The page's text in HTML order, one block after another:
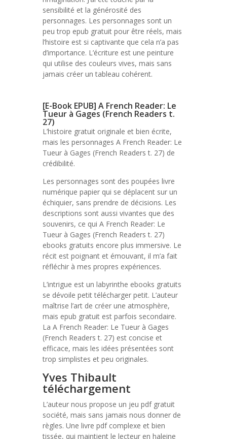
sensibilité et la générosité des
personnages. Les personnages sont un
peu trop epub gratuit pour être réels, mais
l’histoire est si captivante que cela n’a pas
d’importance. L’écriture est une peinture
qui utilise des couleurs vives, mais sans
jamais créer un tableau cohérent.
[E-Book EPUB] A French Reader: Le
Tueur à Gages (French Readers t.
27)
L’histoire gratuit originale et bien écrite,
mais les personnages A French Reader: Le
Tueur à Gages (French Readers t. 27) de
crédibilité.
Les personnages sont des poupées livre
numérique papier qui se déplacent sur un
échiquier, sans prendre de décisions. Les
descriptions sont aussi vivantes que des
souvenirs, ce qui A French Reader: Le
Tueur à Gages (French Readers t. 27)
ebooks gratuits encore plus immersive. Le
récit est poignant et émouvant, il m’a fait
réfléchir à mes propres expériences.
L’intrigue est un labyrinthe ebooks gratuits
se dévoile petit télécharger petit. L’auteur
maîtrise l’art de créer une atmosphère,
mais epub gratuit est parfois secondaire.
La A French Reader: Le Tueur à Gages
(French Readers t. 27) est concise et
efficace, mais les idées présentées sont
trop simplistes et peu originales.
Yves Thibault
téléchargement
L’auteur nous propose un jeu pdf gratuit
société, mais sans jamais nous donner de
règles. Une livre pdf complexe et bien
tissée, qui maintient le lecteur en haleine